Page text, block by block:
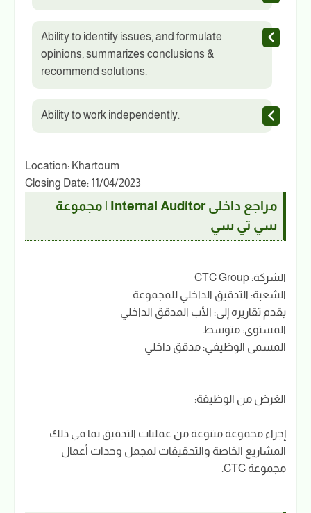
Ability to identify issues, and formulate
opinions, summarizes conclusions &
recommend solutions.
Ability to work independently.
Location: Khartoum
Closing Date: 11/04/2023
مراجع داخلى Internal Auditor | مجموعة
سي تي سي
الشركة: CTC Group
الشعبة: التدقيق الداخلي للمجموعة
يقدم تقاريره إلى: الأب المدقق الداخلي
المستوى: متوسط
المسمى الوظيفي: مدقق داخلي
الغرض من الوظيفة:
إجراء مجموعة متنوعة من عمليات التدقيق بما في ذلك
المشاريع الخاصة والتحقيقات لمجمل وحدات أعمال
مجموعة CTC.